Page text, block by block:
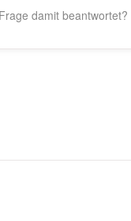
damit beantwortet?